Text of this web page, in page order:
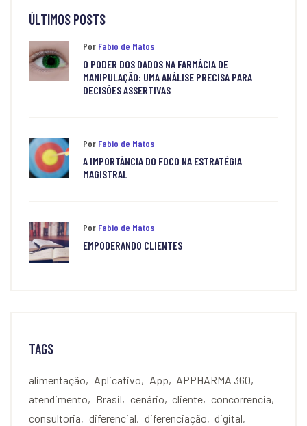
ÚLTIMOS POSTS
Por Fabio de Matos
O PODER DOS DADOS NA FARMÁCIA DE
MANIPULAÇÃO: UMA ANÁLISE PRECISA PARA
DECISÕES ASSERTIVAS
Por Fabio de Matos
A IMPORTÂNCIA DO FOCO NA ESTRATÉGIA
MAGISTRAL
Por Fabio de Matos
EMPODERANDO CLIENTES
TAGS
alimentação Aplicativo App
APPHARMA 360
atendimento
Brasil cenário cliente
concorrencia
consultoria
diferencial diferenciação
digital